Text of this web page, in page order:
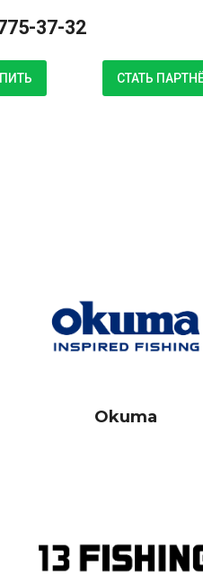
37-32
СТАТЬ
Okuma